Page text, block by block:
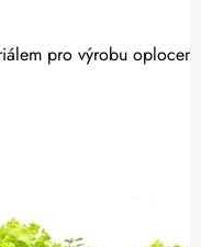
pro výrobu